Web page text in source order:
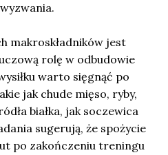
makroskładników jest
rolę w odbudowie
warto sięgnąć po
jak chude mięso, ryby,
białka, jak soczewica
sugerują, że spożycie
po zakończeniu treningu